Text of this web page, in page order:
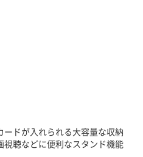
ドが入れられる大容量な収納
聴などに便利なスタンド機能